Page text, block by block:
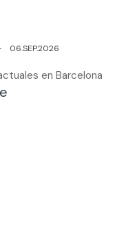
06.SEP.2026
en Barcelona